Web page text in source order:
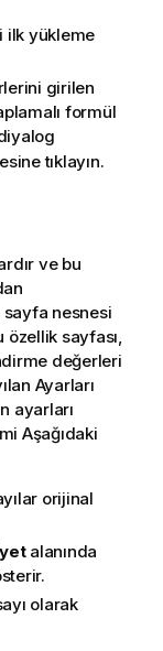
ilk yükleme
girilen
formül
tıklayın.
ve bu
sayfa nesnesi
özellik sayfası,
değerleri
Ayarları
ayarları
Aşağıdaki
orijinal
alanında
olarak